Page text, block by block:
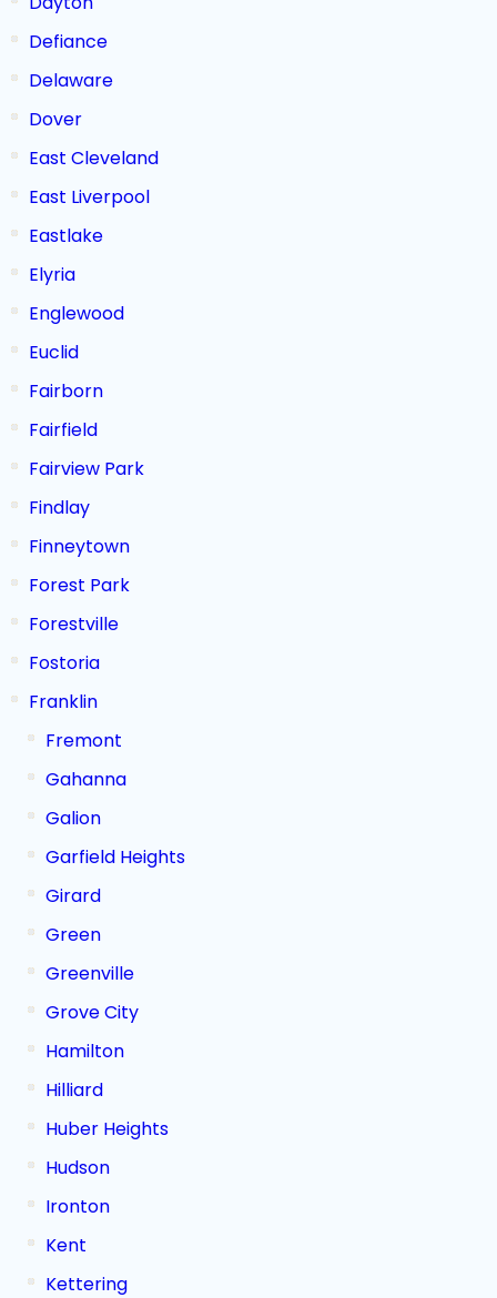
Defiance
Delaware
Dover
East Cleveland
East Liverpool
Eastlake
Elyria
Englewood
Euclid
Fairborn
Fairfield
Fairview Park
Findlay
Finneytown
Forest Park
Forestville
Fostoria
Franklin
Fremont
Gahanna
Galion
Garfield Heights
Girard
Green
Greenville
Grove City
Hamilton
Hilliard
Huber Heights
Hudson
Ironton
Kent
Kettering